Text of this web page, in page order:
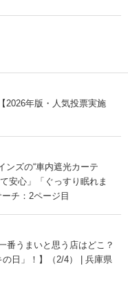
2026年版・人気投票実施
ンズの“車内遮光カーテ
安心」「ぐっすり眠れま
チ：2ページ目
うまいと思う店はどこ？
の日」！】（2/4） | 兵庫県